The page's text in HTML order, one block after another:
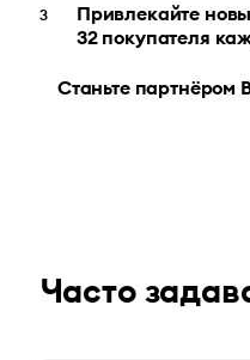
Привлекайте
32 покупателя
Станьте партнёром
Часто